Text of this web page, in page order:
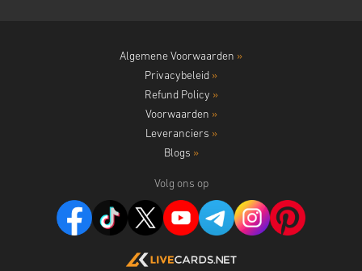
Algemene Voorwaarden »
Privacybeleid »
Refund Policy »
Voorwaarden »
Leveranciers »
Blogs »
Volg ons op